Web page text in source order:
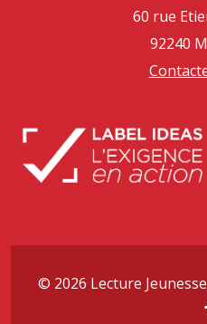
60 rue
92240
© 2026 Lecture